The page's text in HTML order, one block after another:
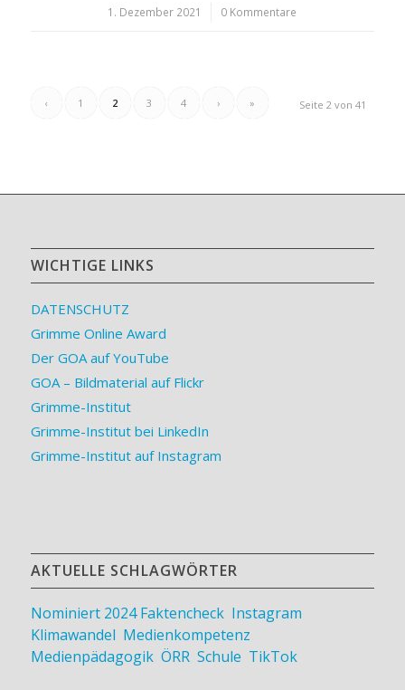
1. Dezember 2021
/ 0 Kommentare
Seite 2 von 41
‹ 1 2 3 4 › »
WICHTIGE LINKS
DATENSCHUTZ
Grimme Online Award
Der GOA auf YouTube
GOA – Bildmaterial auf Flickr
Grimme-Institut
Grimme-Institut bei LinkedIn
Grimme-Institut auf Instagram
AKTUELLE SCHLAGWÖRTER
Nominiert 2024 Faktencheck, Instagram
Klimawandel Medienkompetenz
Medienpädagogik, ÖRR, Schule TikTok